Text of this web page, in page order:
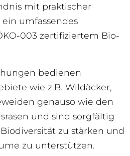
mit praktischer
umfassendes
003 zertifiziertem Bio-
bedienen
wie z.B. Wildäcker,
genauso wie den
und sind sorgfältig
zu stärken und
zu unterstützen.